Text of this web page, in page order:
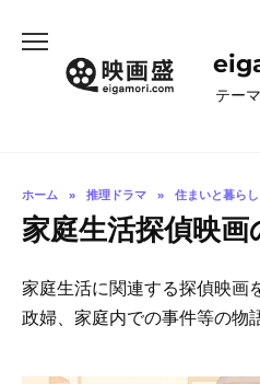
テー
ホーム » 推理ドラマ » 住まいと暮らし
家庭生活探偵映画
家庭生活に関連する探偵映画
政婦、家庭内での事件等の物